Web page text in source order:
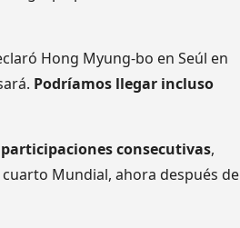
Hong Myung-bo en Seúl en
Podríamos llegar incluso
participaciones consecutivas,
Mundial, ahora después de